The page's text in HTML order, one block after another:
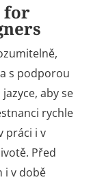
for
s podporou
aby se
rychle
práci i v
Před
i v době